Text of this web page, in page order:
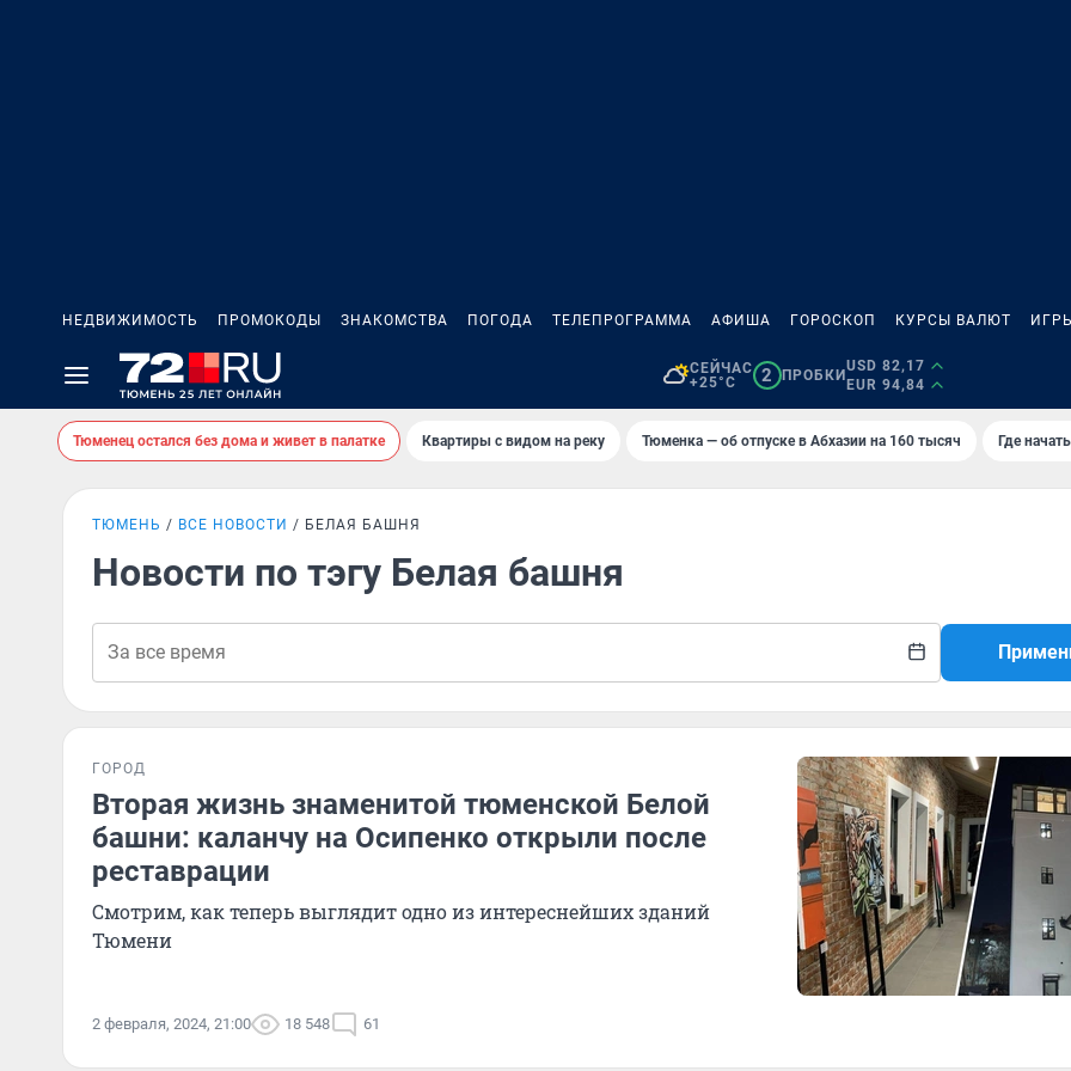
НЕДВИЖИМОСТЬ ПРОМОКОДЫ ЗНАКОМСТВА ПОГОДА ТЕЛЕПРОГРАММА АФИША ГОРОСКОП КУРСЫ ВАЛЮТ
СЕЙЧАС
+25°C
2 ПРОБКИ
USD 82,17
EUR 94,84
Тюменец остался без дома и живет в палатке Квартиры с видом на реку Тюменка — об отпуске в Абхазии на 160 тысяч Где
ТЮМЕНЬ ВСЕ НОВОСТИ БЕЛАЯ БАШНЯ
Новости по тэгу Белая башня
ГОРОД
Вторая жизнь знаменитой тюменской Белой
башни: каланчу на Осипенко открыли после
реставрации
Смотрим, как теперь выглядит одно из интереснейших зданий
Тюмени
2 февраля, 2024, 21:00 18 548 61